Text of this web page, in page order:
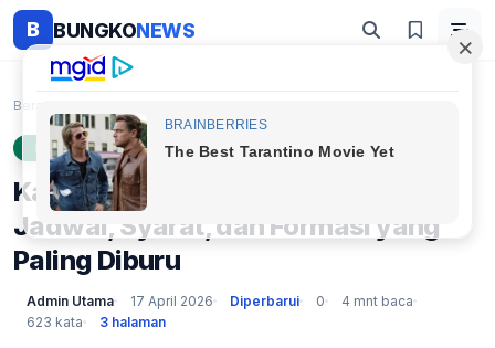
B BUNGKONEWS
Beranda
EKONOMI
Kapan CPNS 2026 Dibuka? Ini
Jadwal, Syarat, dan Formasi yang
Paling Diburu
Admin Utama 17 April 2026 Diperbarui 0
4 mnt baca
623 kata
3 halaman